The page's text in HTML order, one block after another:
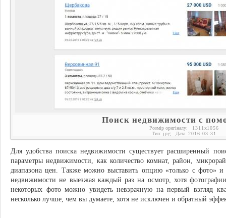
Поиск недвижимости с
Розмір оригіналу: 1311 x1056
Тип: jpg Дата: 2016-03-31
Для удобства поиска недвижимости существует расширенный
параметры недвижимости, как количество комнат, район,
диапазона цен. Также можно выставить опцию «только с фото» и
недвижимости не выезжая каждый раз на осмотр, хотя
некоторых фото можно увидеть невзрачную на первый взгляд
несколько лучше, чем вы думаете, хотя не исключен и обратный